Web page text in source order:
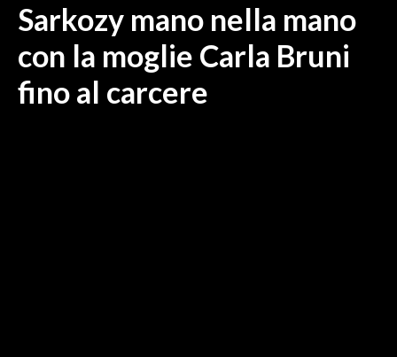
ITALIA
MONDO
Sarkozy mano nella mano
con la moglie Carla Bruni
fino al carcere